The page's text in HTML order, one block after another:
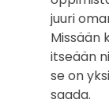
juuri
Missään
itseään
se on
saada.